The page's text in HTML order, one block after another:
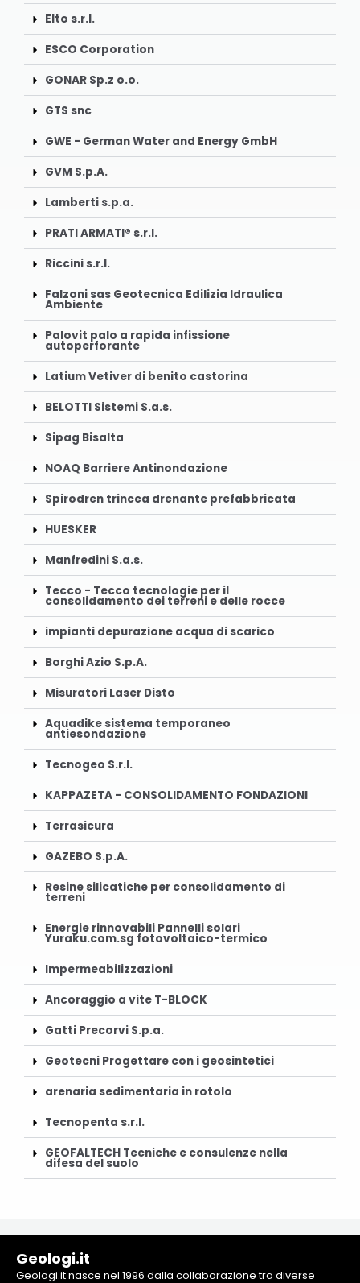
Elto s.r.l.
ESCO Corporation
GONAR Sp.z o.o.
GTS snc
GWE - German Water and Energy GmbH
GVM S.p.A.
Lamberti s.p.a.
PRATI ARMATI® s.r.l.
Riccini s.r.l.
Falzoni sas Geotecnica Edilizia Idraulica
Ambiente
Palovit palo a rapida infissione
autoperforante
Latium Vetiver di benito castorina
BELOTTI Sistemi S.a.s.
Sipag Bisalta
NOAQ Barriere Antinondazione
Spirodren trincea drenante prefabbricata
HUESKER
Manfredini S.a.s.
Tecco - Tecco tecnologie per il
consolidamento dei terreni e delle rocce
impianti depurazione acqua di scarico
Borghi Azio S.p.A.
Misuratori Laser Disto
Aquadike sistema temporaneo
antiesondazione
Tecnogeo S.r.l.
KAPPAZETA - CONSOLIDAMENTO FONDAZIONI
Terrasicura
GAZEBO S.p.A.
Resine silicatiche per consolidamento di
terreni
Energie rinnovabili Pannelli solari
Yuraku.com.sg fotovoltaico-termico
Impermeabilizzazioni
Ancoraggio a vite T-BLOCK
Gatti Precorvi S.p.a.
Geotecni Progettare con i geosintetici
arenaria sedimentaria in rotolo
Tecnopenta s.r.l.
GEOFALTECH Tecniche e consulenze nella
difesa del suolo
Geologi.it
Geologi.it nasce nel 1996 dalla collaborazione tra diverse